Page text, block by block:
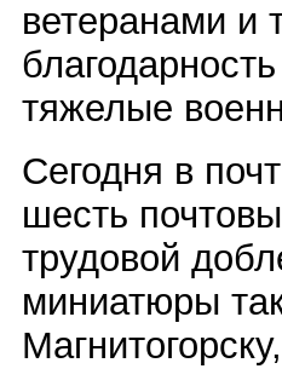
ветеранами и
тяжелые
Сегодня в
шесть
трудовой
миниатюры